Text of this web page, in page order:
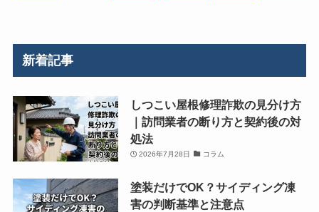
新着記事
しつこい屋根修理詐欺の見分け方
｜訪問業者の断り方と契約後の対
処法
2026年7月28日 コラム
塗装だけでOK？サイディング凍
害の判断基準と注意点